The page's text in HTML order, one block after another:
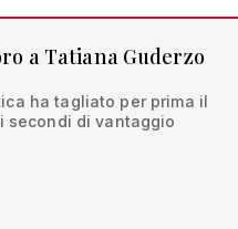
a Tatiana Guderzo
ha tagliato per prima il
secondi di vantaggio